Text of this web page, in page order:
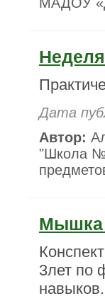
Дата
Автор:
"Школа
Мышка
3лет по
навыков.